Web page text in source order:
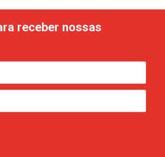
receber nossas